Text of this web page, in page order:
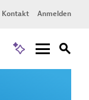
Kontakt Anmelden